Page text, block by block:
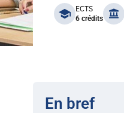
benefits
ECTS
6 crédits
En bref